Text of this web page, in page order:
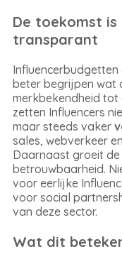
De toekomst
transparant
beter begrijpen wat
merkbekendheid tot
zetten Influencers
maar steeds vaker
sales, webverkeer
Daarnaast groeit
betrouwbaarheid.
voor eerlijke
voor social
van deze sector.
Wat dit